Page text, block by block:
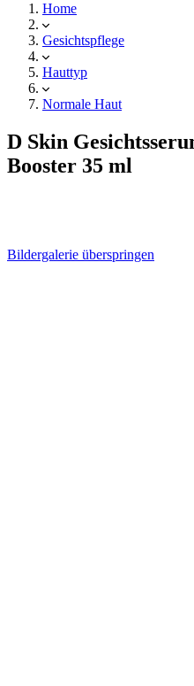
Home
Gesichtspflege
Hauttyp
Normale Haut
D Skin
Booster 35 ml
Bildergalerie überspringen